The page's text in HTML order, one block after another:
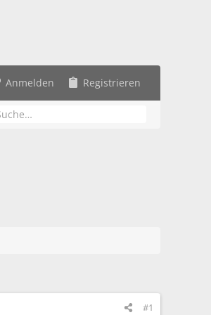
Anmelden Registrieren
#1